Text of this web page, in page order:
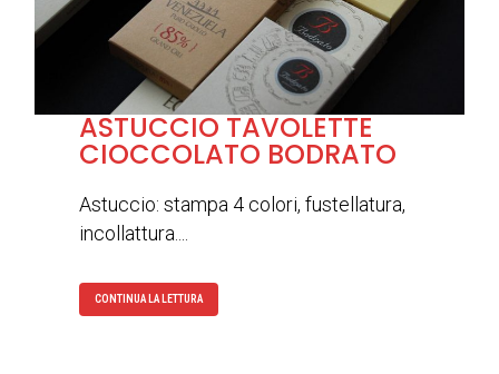
ASTUCCIO TAVOLETTE
CIOCCOLATO BODRATO
Astuccio: stampa 4 colori, fustellatura,
incollattura....
CONTINUA LA LETTURA